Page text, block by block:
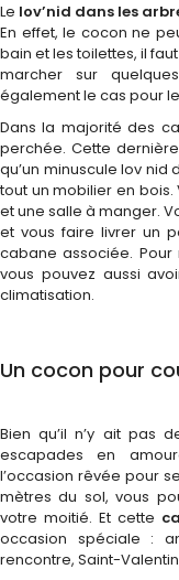
Le lov’nid dans les
En effet, le cocon ne
bain et les toilettes, il
marcher sur
également le cas pour
Dans la majorité des
perchée. Cette
qu’un minuscule lov
tout un mobilier en
et une salle à manger.
et vous faire livrer un
cabane associée.
vous pouvez aussi
climatisation.
Un cocon pour
Bien qu’il n’y ait pas
escapades en
l’occasion rêvée pour
mètres du sol, vous
votre moitié. Et cette
occasion spéciale :
rencontre, Saint-